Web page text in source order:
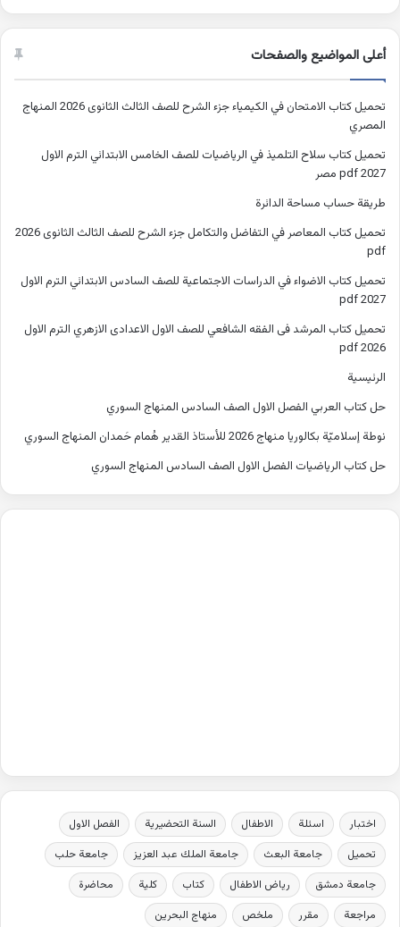
أعلى المواضيع والصفحات
تحميل كتاب الامتحان في الكيمياء جزء الشرح للصف الثالث الثانوى 2026 المنهاج
المصري
تحميل كتاب سلاح التلميذ في الرياضيات للصف الخامس الابتدائي الترم الاول
2027 pdf مصر
طريقة حساب مساحة الدائرة
تحميل كتاب المعاصر في التفاضل والتكامل جزء الشرح للصف الثالث الثانوى 2026
pdf
تحميل كتاب الاضواء في الدراسات الاجتماعية للصف السادس الابتدائي الترم الاول
2027 pdf
تحميل كتاب المرشد فى الفقه الشافعي للصف الاول الاعدادى الازهري الترم الاول
2026 pdf
الرئيسية
حل كتاب العربي الفصل الاول الصف السادس المنهاج السوري
نوطة إسلاميّة بكالوريا منهاج 2026 للأستاذ القدير هُمام حَمدان المنهاج السوري
حل كتاب الرياضيات الفصل الاول الصف السادس المنهاج السوري
اختبار اسئلة الاطفال السنة التحضيرية
الفصل الاول
تحميل
جامعة البعث جامعة الملك عبد العزيز
جامعة حلب
جامعة دمشق
رياض الاطفال كتاب كلية
محاضرة
مراجعة
مقرر ملخص منهاج البحرين